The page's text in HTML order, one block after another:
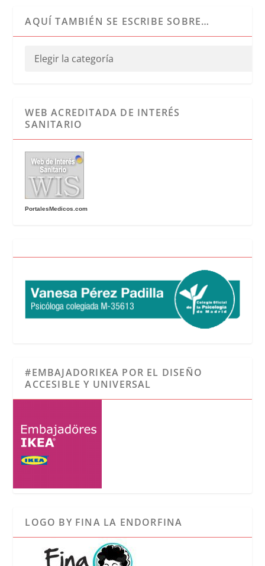
AQUÍ TAMBIÉN SE ESCRIBE SOBRE…
WEB ACREDITADA DE INTERÉS
SANITARIO
PortalesMedicos.com
#EMBAJADORIKEA POR EL DISEÑO
ACCESIBLE Y UNIVERSAL
LOGO BY FINA LA ENDORFINA